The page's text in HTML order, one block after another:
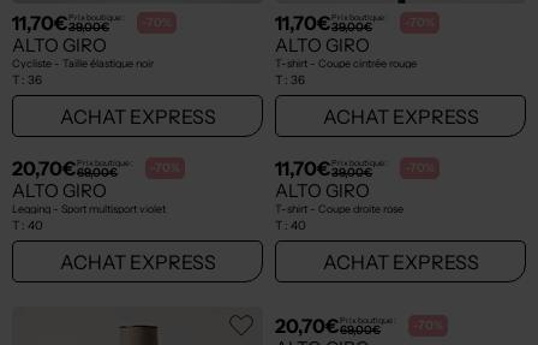
13,50€Prix boutique :
45,00€ -70%
ALTO GIRO
Soutien-gorge - Sans armature vert
T :34
ACHAT EXPRESS
11,70€Prix boutique :
39,00€ -70%
ALTO GIRO
Short - Taille élastique marron
T :36, 38, 40
ACHAT EXPRESS